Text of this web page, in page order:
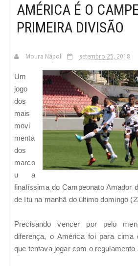
AMÉRICA É O
PRIMEIRA DIVISÃO
Moura Nápoli setembro 25, 2018
Um
jogo
dos
mais
movi
menta
dos
marco
u a
finalíssima do Campeonato Amador
de Itu na manhã do último domingo
Precisando vencer por pelo
diferença, o América foi para cima
que tentava jogar com o regulamento